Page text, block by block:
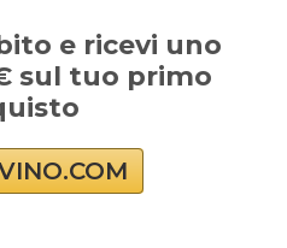
e ricevi uno
sul tuo primo